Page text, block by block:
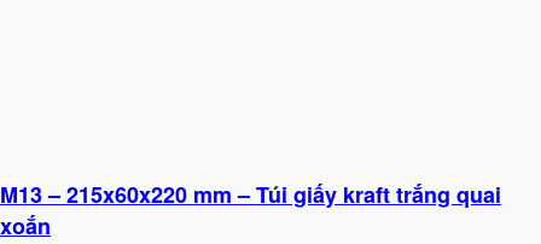
M13 – 215x60x220 mm – Túi giấy kraft trắng quai
xoắn